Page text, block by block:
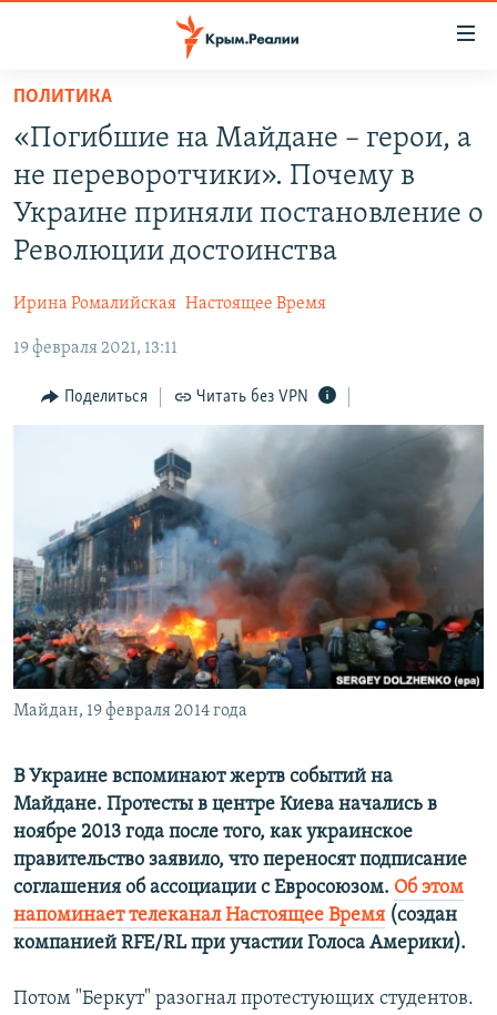
Вернуться
основному
содержанию
Вернутся
главной
Вернутся
ВОДА
ИСТОРИЯ
ИНФОГРАФИКА
ТЕЛЕПРОЕКТ КРЫМ.РЕАЛИИ
ПРОПАВШИЕ БЕЗ ВЕСТИ
ПОБЕДИТЕЛЕЙ НЕ СУДЯТ?
КРЫМ.НЕПОКОРЕННЫЙ
ELIFBE
УКРАИНСКАЯ ПРОБЛЕМА КРЫМА
РАДІО СВОБОДА
КАК ОБОЙТИ БЛОКИРОВКУ
ПРИСОЕДИНЯЙТЕСЬ!
Все сайты RFE/RL
ПОЛИТИКА
«Погибшие на Майдане – герои, а
не переворотчики». Почему в
Украине приняли постановление о
Революции достоинства
Ирина Ромалийская Настоящее Время
19 февраля 2021, 13:11
Поделиться Читать без VPN
Майдан, 19 февраля 2014 года
В Украине вспоминают жертв событий на
Майдане. Протесты в центре Киева начались в
ноябре 2013 года после того, как украинское
правительство заявило, что переносят подписание
соглашения об ассоциации с Евросоюзом. Об этом
напоминает телеканал Настоящее Время (создан
компанией RFE/RL при участии Голоса Америки).
Потом "Беркут" разогнал протестующих студентов.